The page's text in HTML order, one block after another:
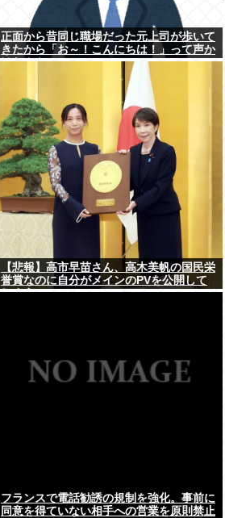
正面から昔同じ職場だった元上司が歩いて
きたから「お～！こんにちは！」って声か
けたんや
【悲報】高市早苗さん、高木美帆の国民栄
誉賞なのに自分がメインのPVを公開して
しまう
フランスで電話勧誘の規制を強化。事前に
同意を得ていない相手への営業を原則禁止